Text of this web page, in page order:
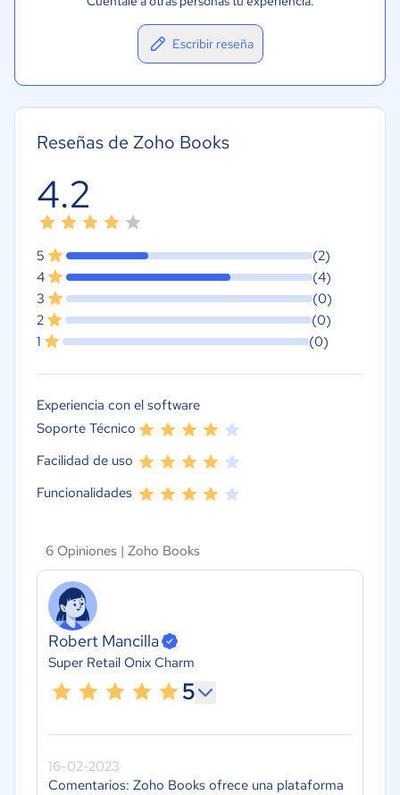
Escribir reseña
Reseñas de Zoho Books
4.2
5
(2)
4
(4)
3
(0)
2
(0)
1
(0)
Experiencia con el software
Soporte Técnico
Facilidad de uso
Funcionalidades
6 Opiniones | Zoho Books
Robert Mancilla
Super Retail Onix Charm
5
16-02-2023
Comentarios: Zoho Books ofrece una plataforma